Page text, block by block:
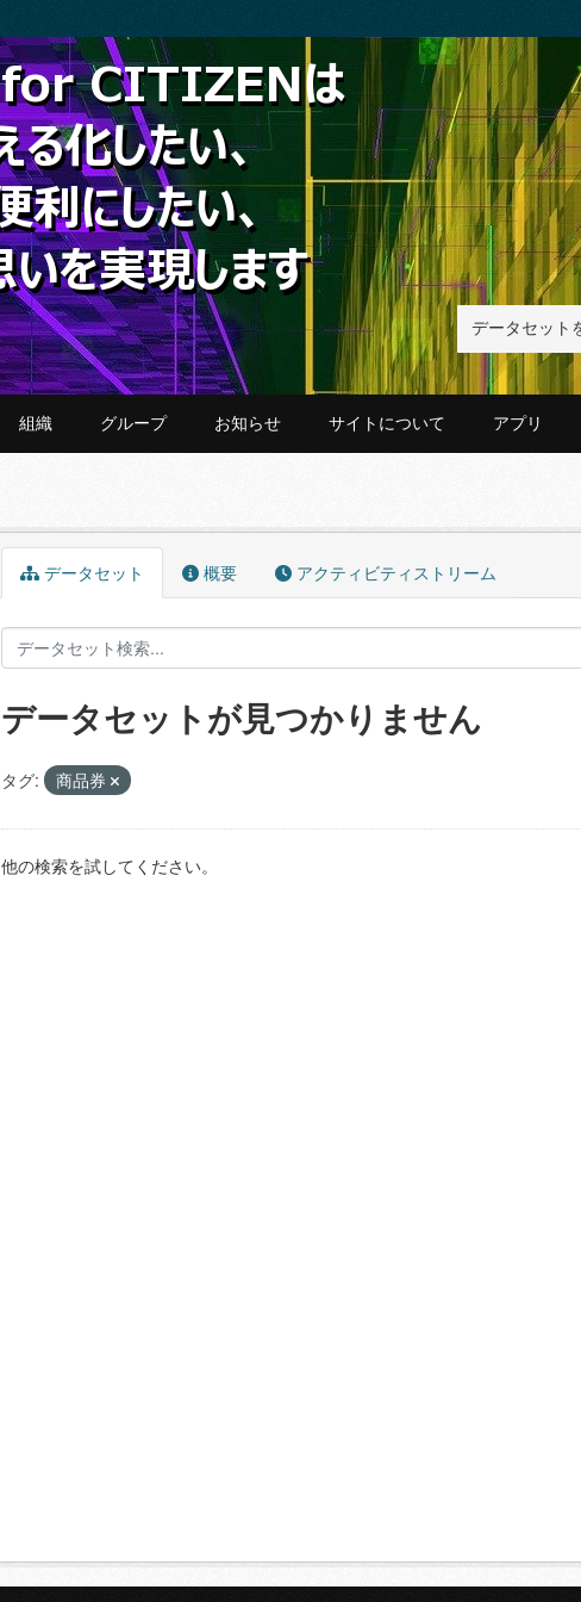
組織 グループ お知らせ サイトについて アプリ
データセット 概要 アクティビティストリーム
データセットが見つかりません
タグ: 商品券
他の検索を試してください。